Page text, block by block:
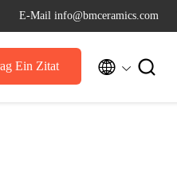
E-Mail info@bmceramics.com
Ein Zitat  